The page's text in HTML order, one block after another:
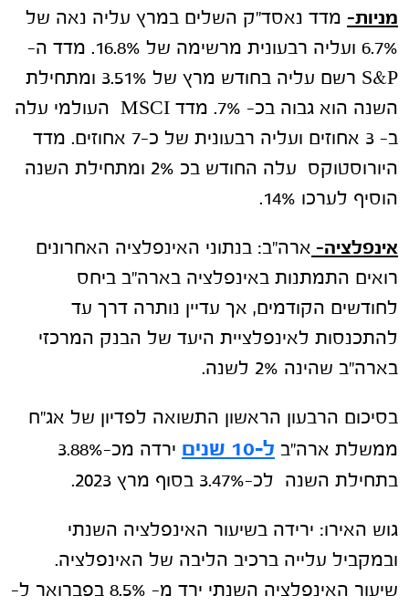
מניות- מדד נאסד"ק השלים במרץ עליה נאה של
6.7% ועליה רבעונית מרשימה של 16.8%. מדד ה-
S&P רשם עליה בחודש מרץ של 3.51% ומתחילת
השנה הוא גבוה בכ- 7%. מדד MSCI העולמי עלה
ב- 3 אחוזים ועליה רבעונית של כ-7 אחוזים. מדד
היורוסטוקס עלה החודש בכ 2% ומתחילת השנה
הוסיף לערכו 14%.
אינפלציה- ארה"ב: בנתוני האינפלציה האחרונים
רואים התמתנות באינפלציה בארה"ב ביחס
לחודשים הקודמים, אך עדיין נותרה דרך עד
להתכנסות לאינפלציית היעד של הבנק המרכזי
בארה"ב שהינה 2% לשנה.
בסיכום הרבעון הראשון התשואה לפדיון של אג"ח
ממשלת ארה"ב ל-10 שנים
ירדה מכ-3.88%
בתחילת השנה לכ-3.47% בסוף מרץ 2023.
גוש האירו: ירידה בשיעור האינפלציה השנתי
ובמקביל עלייה ברכיב הליבה של האינפלציה.
שיעור האינפלציה השנתי ירד מ- 8.5% בפברואר ל-